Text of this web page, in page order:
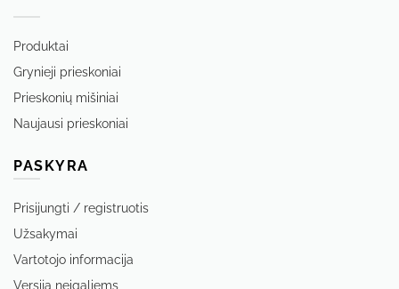
Produktai
Grynieji prieskoniai
Prieskonių mišiniai
Naujausi prieskoniai
PASKYRA
Prisijungti / registruotis
Užsakymai
Vartotojo informacija
Versija neįgaliems